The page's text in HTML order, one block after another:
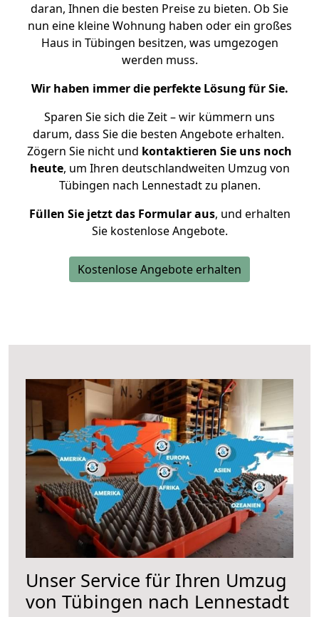
daran, Ihnen die besten Preise zu bieten. Ob Sie
nun eine kleine Wohnung haben oder ein großes
Haus in Tübingen besitzen, was umgezogen
werden muss.
Wir haben immer die perfekte Lösung für Sie.
Sparen Sie sich die Zeit – wir kümmern uns
darum, dass Sie die besten Angebote erhalten.
Zögern Sie nicht und kontaktieren Sie uns noch
heute, um Ihren deutschlandweiten Umzug von
Tübingen nach Lennestadt zu planen.
Füllen Sie jetzt das Formular aus, und erhalten
Sie kostenlose Angebote.
Kostenlose Angebote erhalten
Unser Service für Ihren Umzug
von Tübingen nach Lennestadt